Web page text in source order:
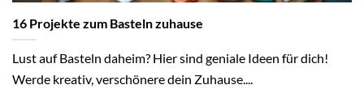
16 Projekte zum Basteln zuhause
Lust auf Basteln daheim? Hier sind geniale Ideen für dich!
Werde kreativ, verschönere dein Zuhause....